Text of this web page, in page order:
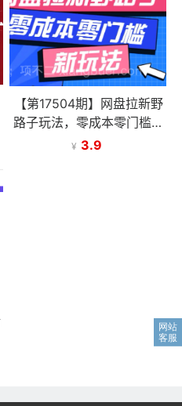
【第17504期】网盘拉新野
路子玩法，零成本零门槛多
种变现方式，轻松月入万元
¥ 3.9